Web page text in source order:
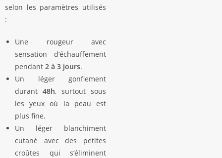
selon les paramètres utilisés
:
Une rougeur avec
sensation d’échauffement
pendant 2 à 3 jours.
Un léger gonflement
durant 48h, surtout sous
les yeux où la peau est
plus fine.
Un léger blanchiment
cutané avec des petites
croûtes qui s’éliminent